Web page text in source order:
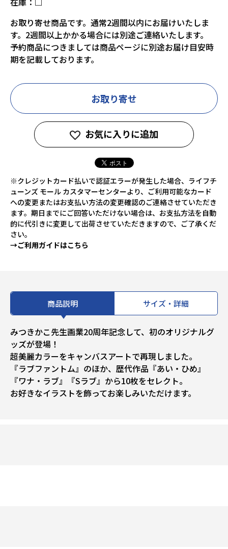
お取り寄せ商品です。通常2週間以内にお届けいたしま
す。2週間以上かかる場合には別途ご連絡いたします。
予約商品につきましては商品ページに別途お届け目安時
期を記載しております。
お取り寄せ
お気に入りに追加
※クレジットカード払いで認証エラーが発生した場合、ライフチ
ューンズ モール カスタマーセンターより、ご利用可能なカード
への変更またはお支払い方法の変更確認のご連絡させていただき
ます。期日までにご回答いただけない場合は、お支払方法を自動
的に代引きに変更して出荷させていただきますので、ご了承くだ
さい。
→ご利用ガイドはこちら
商品説明 サイズ・詳細
みつきかこ先生画業20周年記念して、初のオリジナルグ
ッズが登場！
超美麗カラーをキャンバスアートで再現しました。
『ラブファントム』のほか、歴代作品『あい・ひめ』
『ワナ・ラブ』『Sラブ』から10枚をセレクト。
お好きなイラストを飾ってお楽しみいただけます。